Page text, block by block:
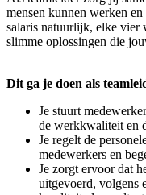
mensen kunnen werken
salaris natuurlijk, elke vier
slimme oplossingen die
Dit ga je doen als
Je stuurt
de werkkwaliteit en
Je regelt de
medewerkers en
Je zorgt ervoor dat
uitgevoerd, volgens